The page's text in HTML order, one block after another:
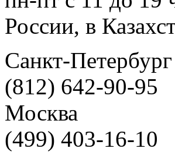
России, в
Санкт-
(812) 642-90-95
Москва
(499) 403-16-10